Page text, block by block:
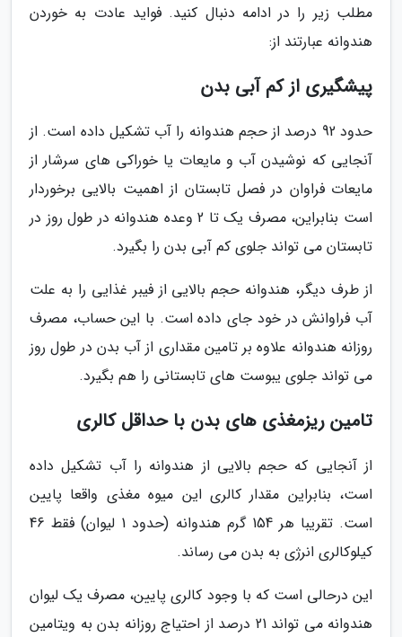
مطلب زیر را در ادامه دنبال کنید. فواید عادت به خوردن
هندوانه عبارتند از:
پیشگیری از کم آبی بدن
حدود 92 درصد از حجم هندوانه را آب تشکیل داده است. از
آنجایی که نوشیدن آب و مایعات یا خوراکی های سرشار از
مایعات فراوان در فصل تابستان از اهمیت بالایی برخوردار
است بنابراین، مصرف یک تا 2 وعده هندوانه در طول روز در
تابستان می تواند جلوی کم آبی بدن را بگیرد.
از طرف دیگر، هندوانه حجم بالایی از فیبر غذایی را به علت
آب فراوانش در خود جای داده است. با این حساب، مصرف
روزانه هندوانه علاوه بر تامین مقداری از آب بدن در طول روز
می تواند جلوی یبوست های تابستانی را هم بگیرد.
تامین ریزمغذی های بدن با حداقل کالری
از آنجایی که حجم بالایی از هندوانه را آب تشکیل داده
است، بنابراین مقدار کالری این میوه مغذی واقعا پایین
است. تقریبا هر 154 گرم هندوانه (حدود 1 لیوان) فقط 46
کیلوکالری انرژی به بدن می رساند.
این درحالی است که با وجود کالری پایین، مصرف یک لیوان
هندوانه می تواند 21 درصد از احتیاج روزانه بدن به ویتامین